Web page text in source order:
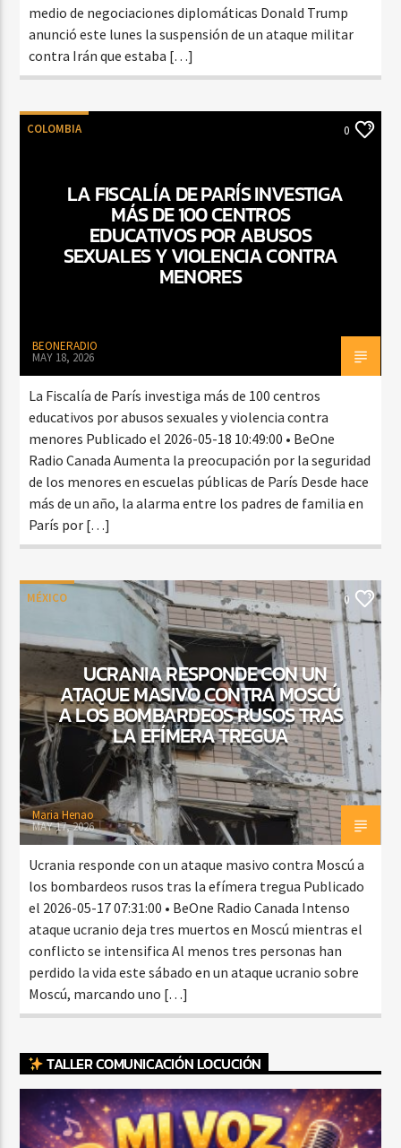
medio de negociaciones diplomáticas Donald Trump
anunció este lunes la suspensión de un ataque militar
contra Irán que estaba […]
COLOMBIA 0
LA FISCALÍA DE PARÍS INVESTIGA
MÁS DE 100 CENTROS
EDUCATIVOS POR ABUSOS
SEXUALES Y VIOLENCIA CONTRA
MENORES
BEONERADIO
MAY 18, 2026
La Fiscalía de París investiga más de 100 centros
educativos por abusos sexuales y violencia contra
menores Publicado el 2026-05-18 10:49:00 • BeOne
Radio Canada Aumenta la preocupación por la seguridad
de los menores en escuelas públicas de París Desde hace
más de un año, la alarma entre los padres de familia en
París por […]
MÉXICO 0
UCRANIA RESPONDE CON UN
ATAQUE MASIVO CONTRA MOSCÚ
A LOS BOMBARDEOS RUSOS TRAS
LA EFÍMERA TREGUA
Maria Henao
MAY 17, 2026
Ucrania responde con un ataque masivo contra Moscú a
los bombardeos rusos tras la efímera tregua Publicado
el 2026-05-17 07:31:00 • BeOne Radio Canada Intenso
ataque ucranio deja tres muertos en Moscú mientras el
conflicto se intensifica Al menos tres personas han
perdido la vida este sábado en un ataque ucranio sobre
Moscú, marcando uno […]
TALLER COMUNICACIÓN LOCUCIÓN